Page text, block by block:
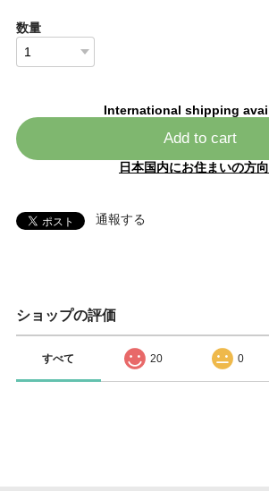
数量
International shipping
Add to cart
日本国内にお住まいの方
通報する
ショップの評価
すべて 20 0